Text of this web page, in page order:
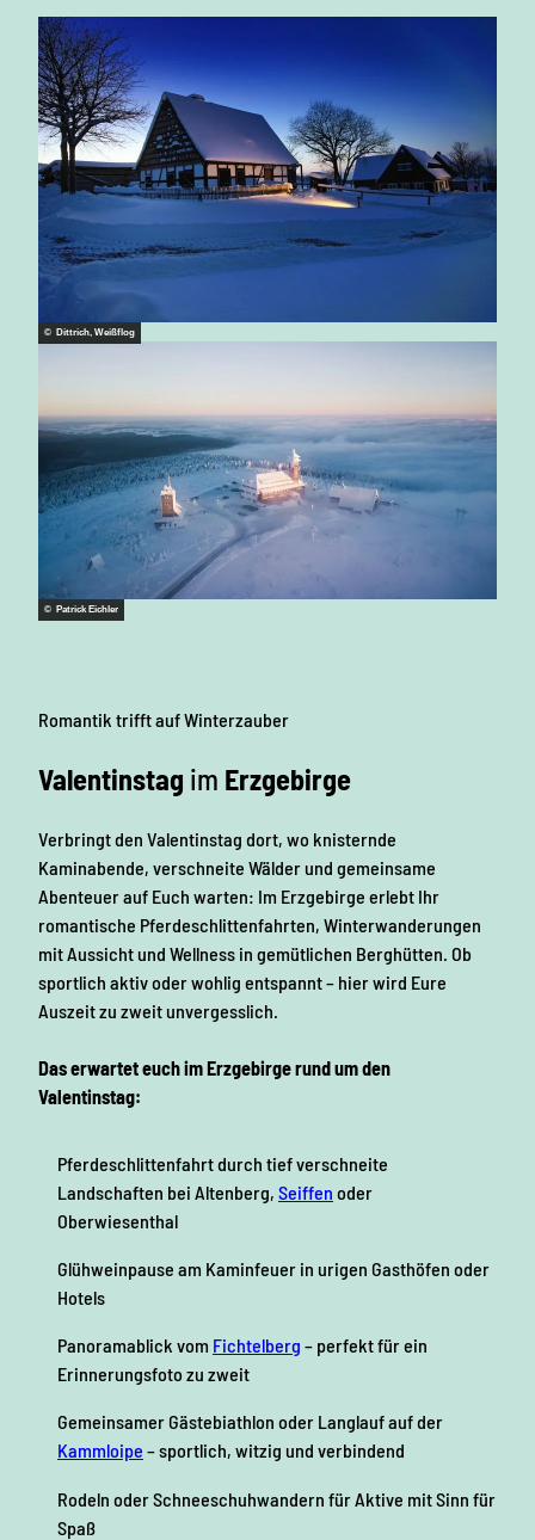
© Dittrich, Weißflog
© Patrick Eichler
Romantik trifft aufWinterzauber
Valentinstag im Erzgebirge
Verbringt den Valentinstag dort, wo knisternde
Kaminabende, verschneite Wälder und gemeinsame
Abenteuer auf Euch warten: Im Erzgebirge erlebt Ihr
romantische Pferdeschlittenfahrten, Winterwanderungen
mit Aussicht und Wellness in gemütlichen Berghütten. Ob
sportlich aktiv oder wohlig entspannt – hier wird Eure
Auszeit zu zweit unvergesslich.
Das erwartet euch im Erzgebirge rund um den
Valentinstag:
Pferdeschlittenfahrt durch tief verschneite
Landschaften bei Altenberg, Seiffen oder
Oberwiesenthal
Glühweinpause am Kaminfeuer in urigen Gasthöfen oder
Hotels
Panoramablick vom Fichtelberg – perfekt für ein
Erinnerungsfoto zu zweit
Gemeinsamer Gästebiathlon oder Langlauf auf der
Kammloipe – sportlich, witzig und verbindend
Rodeln oder Schneeschuhwandern für Aktive mit Sinn für
Spaß